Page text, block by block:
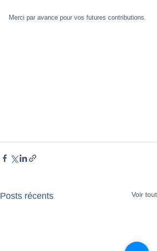
Merci par avance pour vos futures contributions.
Posts récents Voir tout